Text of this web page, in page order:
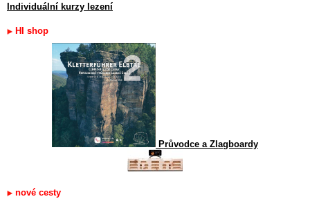
Individuální kurzy lezení
HI shop
Průvodce a Zlagboardy
nové cesty